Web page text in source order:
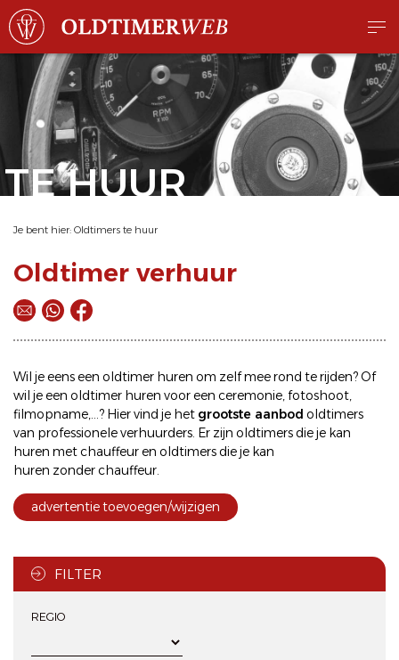
TE HUUR
Je bent hier: Oldtimers te huur
Oldtimer verhuur
Wil je eens een oldtimer huren om zelf mee rond te rijden? Of
wil je een oldtimer huren voor een ceremonie, fotoshoot,
filmopname,...? Hier vind je het grootste aanbod oldtimers
van professionele verhuurders. Er zijn oldtimers die je kan
huren met chauffeur en oldtimers die je kan
huren zonder chauffeur.
advertentie toevoegen/wijzigen
FILTER
REGIO